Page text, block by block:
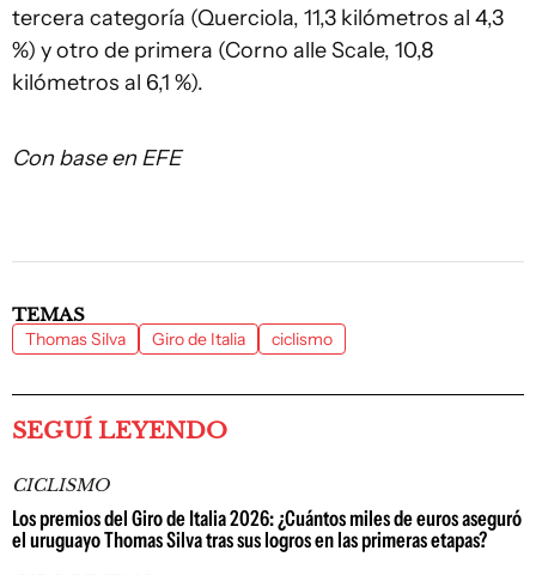
tercera categoría (Querciola, 11,3 kilómetros al 4,3
%) y otro de primera (Corno alle Scale, 10,8
kilómetros al 6,1 %).
Con base en EFE
TEMAS
Thomas Silva Giro de Italia ciclismo
SEGUÍ LEYENDO
CICLISMO
Los premios del Giro de Italia 2026: ¿Cuántos miles de euros aseguró
el uruguayo Thomas Silva tras sus logros en las primeras etapas?